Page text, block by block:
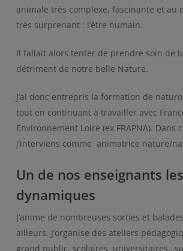
animale très complexe, fascinante et au
très surprenant : l’être humain.
Il fallait alors tenter de prendre soin de
détriment de notre belle Nature.
J’ai donc entrepris la formation de
tout en continuant à travailler avec
Environnement Loire (ex FRAPNA). Dans
j’interviens comme animatrice nature/
Un de nos enseignants
dynamiques
J’anime de nombreuses sorties et
ailleurs, j’organise des ateliers
grand public, scolaires,